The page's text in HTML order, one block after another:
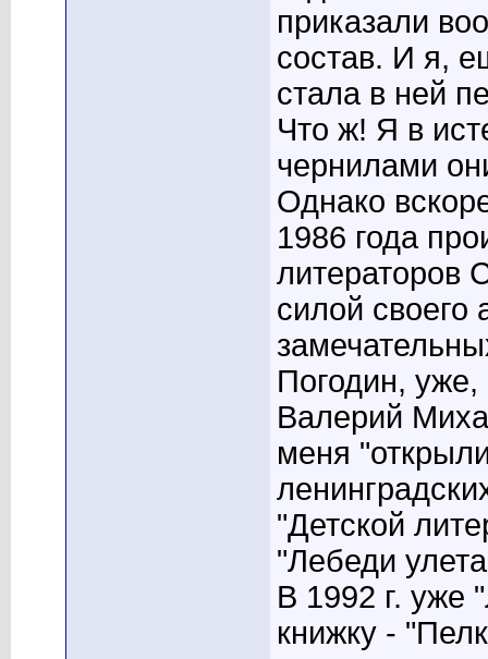
приказали
состав. И я,
стала в ней
Что ж! Я в
чернилами
Однако
1986 года
литераторов
силой своего
Погодин,
Валерий
меня
"Детской
"Лебеди
В 1992 г. уже
книжку -